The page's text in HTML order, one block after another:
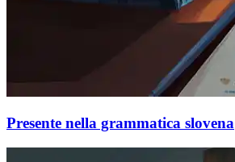
Presente nella grammatica slovena